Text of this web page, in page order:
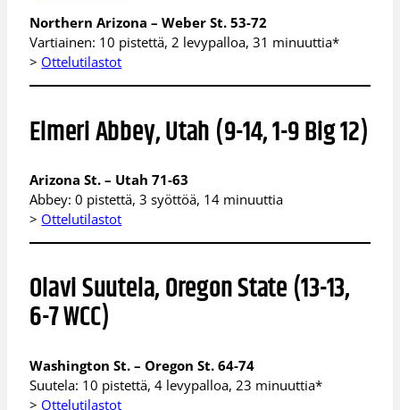
Northern Arizona – Weber St. 53-72
Vartiainen: 10 pistettä, 2 levypalloa, 31 minuuttia*
> Ottelutilastot
Elmeri Abbey, Utah (9-14, 1-9 Big 12)
Arizona St. – Utah 71-63
Abbey: 0 pistettä, 3 syöttöä, 14 minuuttia
> Ottelutilastot
Olavi Suutela, Oregon State (13-13,
6-7 WCC)
Washington St. – Oregon St. 64-74
Suutela: 10 pistettä, 4 levypalloa, 23 minuuttia*
> Ottelutilastot